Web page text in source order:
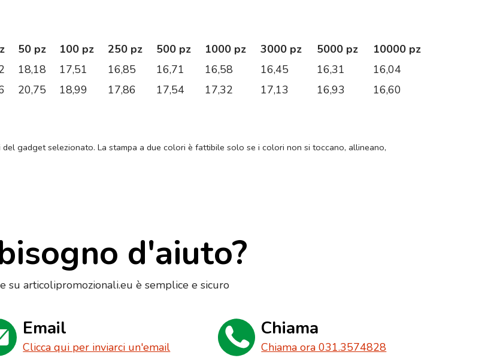
50 pz 100 pz 250 pz 500 pz 1000 pz 3000 pz 5000 pz
10000 pz
18,18 17,51 16,85 16,71 16,58 16,45 16,31
16,04
20,75 18,99 17,86 17,54 17,32 17,13 16,93 16,60
gadget selezionato. La stampa a due colori è fattibile solo se i colori non si toccano, allineano,
d'aiuto?
su articolipromozionali.eu è semplice e sicuro
Email
Clicca qui per inviarci un'email
Chiama
Chiama ora 031.3574828